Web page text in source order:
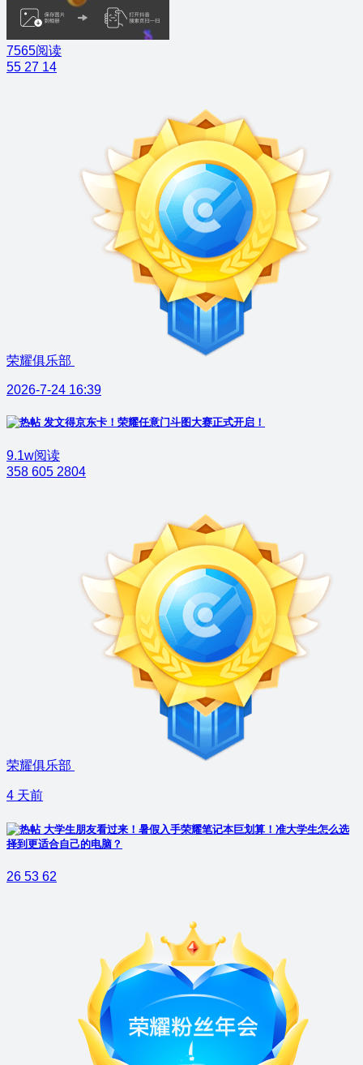
7565阅读
55 27 14
荣耀俱乐部
2026-7-24 16:39
发文得京东卡！荣耀任意门斗图大赛正式开启！
9.1w阅读
358 605 2804
荣耀俱乐部
4 天前
大学生朋友看过来！暑假入手荣耀笔记本巨划算！准大学生怎么选
择到更适合自己的电脑？
26 53 62